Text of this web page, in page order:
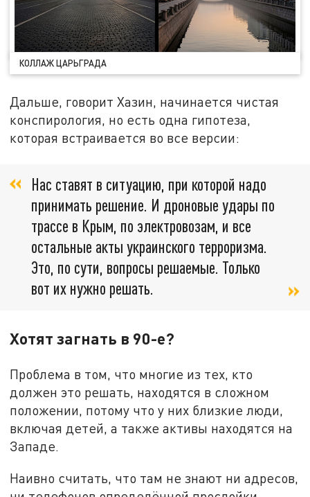
КОЛЛАЖ ЦАРЬГРАДА
Дальше, говорит Хазин, начинается чистая
конспирология, но есть одна гипотеза,
которая встраивается во все версии:
Нас ставят в ситуацию, при которой надо
принимать решение. И дроновые удары по
трассе в Крым, по электровозам, и все
остальные акты украинского терроризма.
Это, по сути, вопросы решаемые. Только
вот их нужно решать.
Хотят загнать в 90-е?
Проблема в том, что многие из тех, кто
должен это решать, находятся в сложном
положении, потому что у них близкие люди,
включая детей, а также активы находятся на
Западе.
Наивно считать, что там не знают ни адресов,